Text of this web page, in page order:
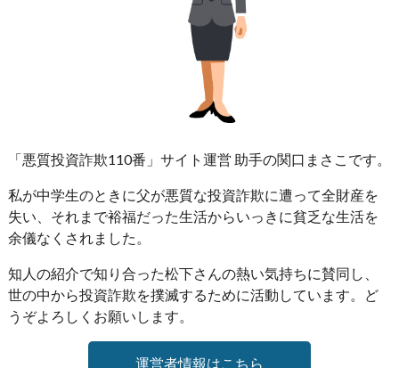
「悪質投資詐欺110番」サイト運営 助手の関口まさこです。
私が中学生のときに父が悪質な投資詐欺に遭って全財産を
失い、それまで裕福だった生活からいっきに貧乏な生活を
余儀なくされました。
知人の紹介で知り合った松下さんの熱い気持ちに賛同し、
世の中から投資詐欺を撲滅するために活動しています。ど
うぞよろしくお願いします。
運営者情報はこちら